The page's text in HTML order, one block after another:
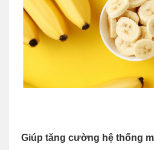
Giúp tăng cường hệ thống